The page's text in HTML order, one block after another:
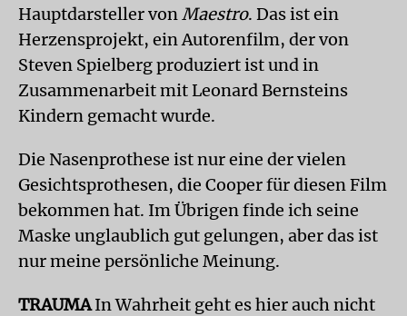
Hauptdarsteller von Maestro. Das ist ein
Herzensprojekt, ein Autorenfilm, der von
Steven Spielberg produziert ist und in
Zusammenarbeit mit Leonard Bernsteins
Kindern gemacht wurde.
Die Nasenprothese ist nur eine der vielen
Gesichtsprothesen, die Cooper für diesen Film
bekommen hat. Im Übrigen finde ich seine
Maske unglaublich gut gelungen, aber das ist
nur meine persönliche Meinung.
TRAUMAIn Wahrheit geht es hier auch nicht